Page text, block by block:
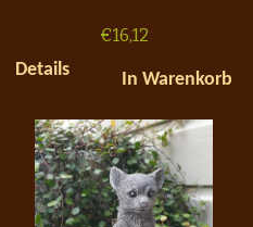
€16,12
Details
In Warenkorb